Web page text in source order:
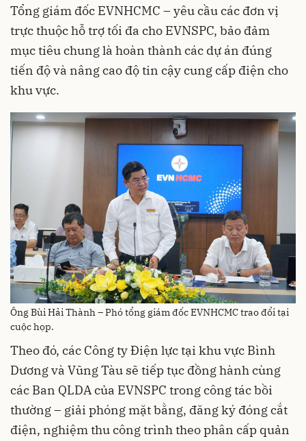
Tổng giám đốc EVNHCMC – yêu cầu các đơn vị
trực thuộc hỗ trợ tối đa cho EVNSPC, bảo đảm
mục tiêu chung là hoàn thành các dự án đúng
tiến độ và nâng cao độ tin cậy cung cấp điện cho
khu vực.
Ông Bùi Hải Thành – Phó tổng giám đốc EVNHCMC trao đổi tại
cuộc họp.
Theo đó, các Công ty Điện lực tại khu vực Bình
Dương và Vũng Tàu sẽ tiếp tục đồng hành cùng
các Ban QLDA của EVNSPC trong công tác bồi
thường – giải phóng mặt bằng, đăng ký đóng cắt
điện, nghiệm thu công trình theo phân cấp quản